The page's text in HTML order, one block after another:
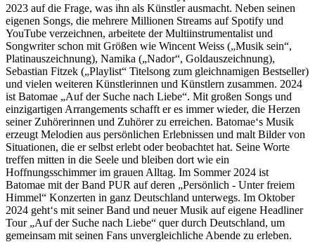
2023 auf die Frage, was ihn als Künstler ausmacht. Neben seinen
eigenen Songs, die mehrere Millionen Streams auf Spotify und
YouTube verzeichnen, arbeitete der Multiinstrumentalist und
Songwriter schon mit Größen wie Wincent Weiss („Musik sein“,
Platinauszeichnung), Namika („Nador“, Goldauszeichnung),
Sebastian Fitzek („Playlist“ Titelsong zum gleichnamigen Bestseller)
und vielen weiteren Künstlerinnen und Künstlern zusammen. 2024
ist Batomae „Auf der Suche nach Liebe“. Mit großen Songs und
einzigartigen Arrangements schafft er es immer wieder, die Herzen
seiner Zuhörerinnen und Zuhörer zu erreichen. Batomae‘s Musik
erzeugt Melodien aus persönlichen Erlebnissen und malt Bilder von
Situationen, die er selbst erlebt oder beobachtet hat. Seine Worte
treffen mitten in die Seele und bleiben dort wie ein
Hoffnungsschimmer im grauen Alltag. Im Sommer 2024 ist
Batomae mit der Band PUR auf deren „Persönlich - Unter freiem
Himmel“ Konzerten in ganz Deutschland unterwegs. Im Oktober
2024 geht‘s mit seiner Band und neuer Musik auf eigene Headliner
Tour „Auf der Suche nach Liebe“ quer durch Deutschland, um
gemeinsam mit seinen Fans unvergleichliche Abende zu erleben.